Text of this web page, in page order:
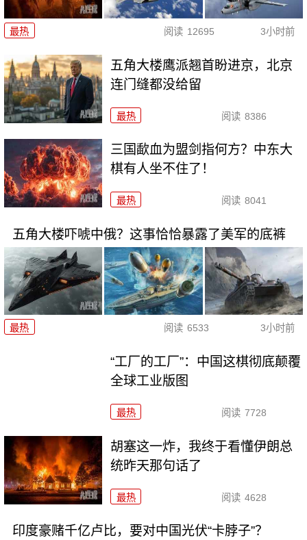
最热 阅读 12695 3小时前
五角大楼鹰派翘首盼进京，北京
连门缝都没给留
最热 阅读 8386
三国歃血为盟剑指何方？中东大
棋有人坐不住了！
最热 阅读 8041
五角大楼吓唬中俄？这事恰恰暴露了美军的底裤
最热 阅读 6533 3小时前
“工厂的工厂”：中国这棋彻底颠覆
全球工业版图
最热 阅读 7728
胡塞这一炸，我终于看懂伊朗总
统昨天那句话了
最热 阅读 4628
印度豪赌千亿卢比，要对中国光伏“卡脖子”？